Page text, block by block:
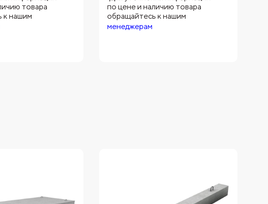
товара
к нашим
по цене и наличию товара
обращайтесь к нашим
менеджерам